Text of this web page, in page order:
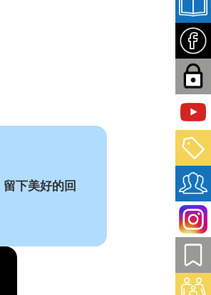
留下美好的回